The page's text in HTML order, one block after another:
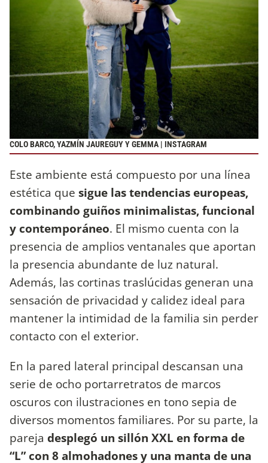
COLO BARCO, YAZMÍN JAUREGUY Y GEMMA | INSTAGRAM
Este ambiente está compuesto por una línea
estética que sigue las tendencias europeas,
combinando guiños minimalistas, funcional
y contemporáneo. El mismo cuenta con la
presencia de amplios ventanales que aportan
la presencia abundante de luz natural.
Además, las cortinas traslúcidas generan una
sensación de privacidad y calidez ideal para
mantener la intimidad de la familia sin perder
contacto con el exterior.
En la pared lateral principal descansan una
serie de ocho portarretratos de marcos
oscuros con ilustraciones en tono sepia de
diversos momentos familiares. Por su parte, la
pareja desplegó un sillón XXL en forma de
“L” con 8 almohadones y una manta de una